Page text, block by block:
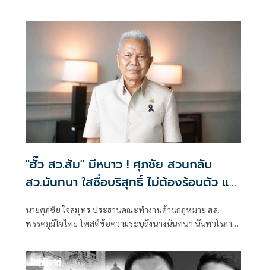
"ฮั๊ว สว.ส้ม" มีหนาว ! ศุภชัย สวนกลับ
สว.นันทนา ใสซื่อบริสุทธิ์ ไม่ต้องร้อนตัว แฉ
เมืองทองธานี ไม่ได้แชร์ค่าใช้จ่านกัน เพรามี
หลักฐาน "หิรัญ - ฟ้าเดียวกัน" ทั้งจอง ทั้ง
จ่าย
นายศุภชัย ใจสมุทร ประธานคณะทำงานด้านกฎหมาย สส.
พรรคภูมิใจไทย โพสต์ข้อความระบุถึงนางนันทนา นันทวโรภาส
พฤติกรรม จัดประชุมผู้สมัคร สว.ส้ม ที่ห้องจูปิเตอร์ เมืองทอง
ธานี